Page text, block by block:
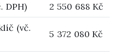
DPH)
2 550 688 Kč
(vč.
5 372 080 Kč